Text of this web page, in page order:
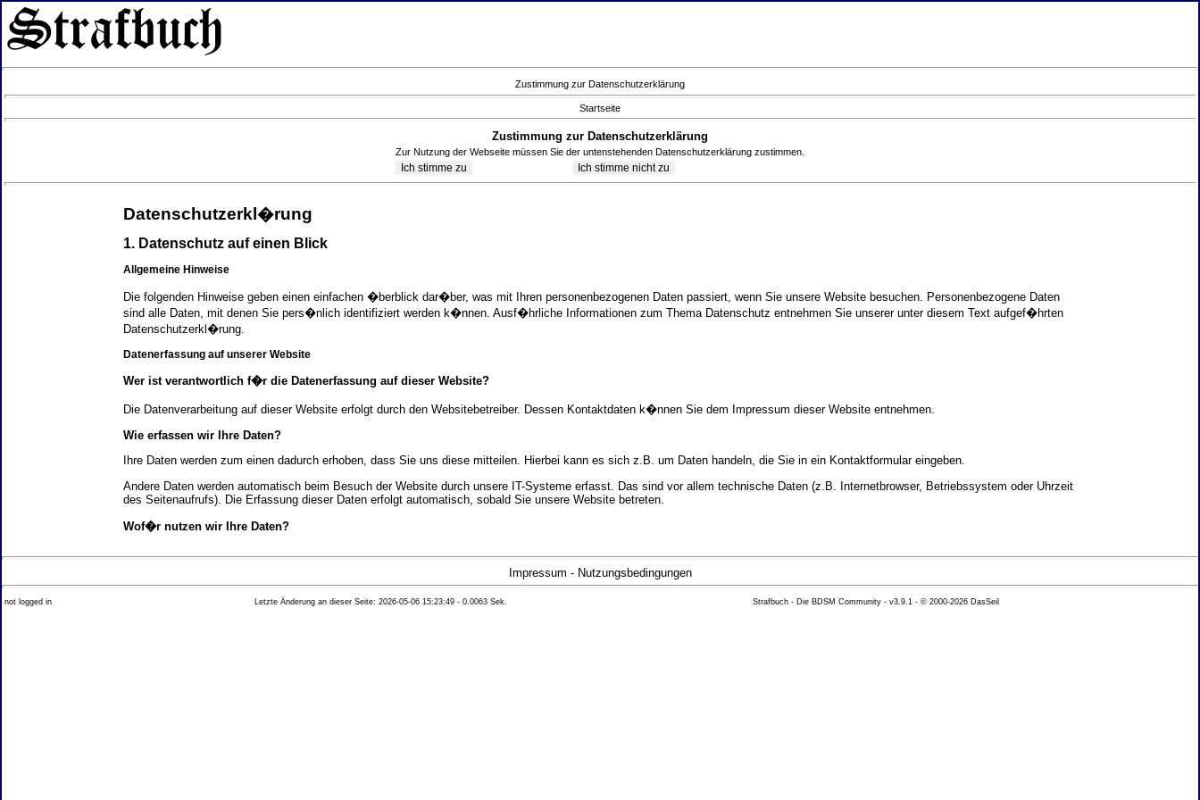
Zustimmung zur Datenschutzerklärung
Startseite
Zustimmung zur Datenschutzerklärung
Zur Nutzung der Webseite müssen Sie der untenstehenden Datenschutzerklärung zustimmen.
Datenschutzerkl�rung
1. Datenschutz auf einen Blick
Allgemeine Hinweise
Die folgenden Hinweise geben einen einfachen �berblick dar�ber, was mit Ihren personenbezogenen Daten passiert, wenn Sie unsere Website besuchen. Personenbezogene Daten
sind alle Daten, mit denen Sie pers�nlich identifiziert werden k�nnen. Ausf�hrliche Informationen zum Thema Datenschutz entnehmen Sie unserer unter diesem Text aufgef�hrten
Datenschutzerkl�rung.
Datenerfassung auf unserer Website
Wer ist verantwortlich f�r die Datenerfassung auf dieser Website?
Die Datenverarbeitung auf dieser Website erfolgt durch den Websitebetreiber. Dessen Kontaktdaten k�nnen Sie dem Impressum dieser Website entnehmen.
Wie erfassen wir Ihre Daten?
Ihre Daten werden zum einen dadurch erhoben, dass Sie uns diese mitteilen. Hierbei kann es sich z.B. um Daten handeln, die Sie in ein Kontaktformular eingeben.
Andere Daten werden automatisch beim Besuch der Website durch unsere IT-Systeme erfasst. Das sind vor allem technische Daten (z.B. Internetbrowser, Betriebssystem oder Uhrzeit
des Seitenaufrufs). Die Erfassung dieser Daten erfolgt automatisch, sobald Sie unsere Website betreten.
Wof�r nutzen wir Ihre Daten?
Ein Teil der Daten wird erhoben, um eine fehlerfreie Bereitstellung der Website zu gew�hrleisten. Andere Daten k�nnen zur Analyse Ihres Nutzerverhaltens verwendet werden.
Welche Rechte haben Sie bez�glich Ihrer Daten?
Sie haben jederzeit das Recht unentgeltlich Auskunft �ber Herkunft, Empf�nger und Zweck Ihrer gespeicherten personenbezogenen Daten zu erhalten. Sie haben au�erdem ein
Impressum - Nutzungsbedingungen
not logged in Letzte Änderung an dieser Seite: 2026-05-06 15:23:49 - 0.0063 Sek. Strafbuch - Die BDSM Community - v3.9.1 - © 2000-2026 DasSeil